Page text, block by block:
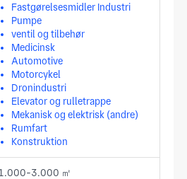
Fastgørelsesmidler Industri
Pumpe
ventil og tilbehør
Medicinsk
Automotive
Motorcykel
Dronindustri
Elevator og rulletrappe
Mekanisk og elektrisk (andre)
Rumfart
Konstruktion
3.000 ㎡